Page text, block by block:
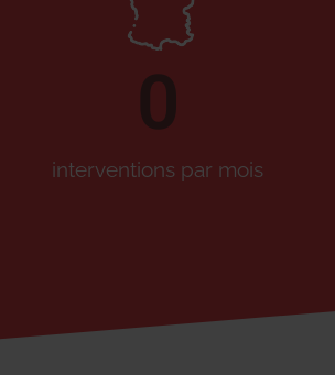
interventions par mois
0